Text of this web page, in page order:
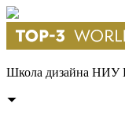
Школа дизайна